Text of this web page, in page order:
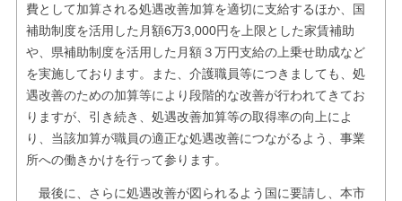
費として加算される処遇改善加算を適切に支給するほか、国
補助制度を活用した月額6万3,000円を上限とした家賃補助
や、県補助制度を活用した月額３万円支給の上乗せ助成など
を実施しております。また、介護職員等につきましても、処
遇改善のための加算等により段階的な改善が行われてきてお
りますが、引き続き、処遇改善加算等の取得率の向上によ
り、当該加算が職員の適正な処遇改善につながるよう、事業
所への働きかけを行って参ります。
最後に、さらに処遇改善が図られるよう国に要請し、本市